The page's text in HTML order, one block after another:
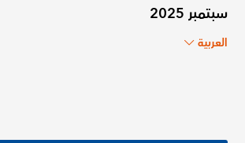
سبتمبر 2025
العربية